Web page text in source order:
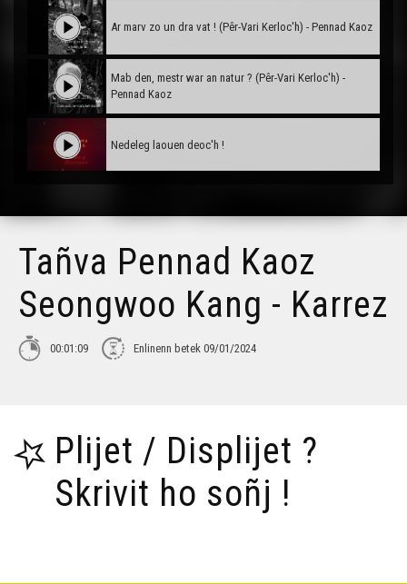
Ar marv zo un dra vat ! (Pêr-Vari Kerloc'h) - Pennad Kaoz
Mab den, mestr war an natur ? (Pêr-Vari Kerloc'h) -
Pennad Kaoz
Nedeleg laouen deoc'h !
Tañva Anv ar Rozenn - stumm karrez - VBSTB
Tañva Anv ar Rozenn - stumm 16:9 - VBSTF
Tañva Anv ar Rozenn - stumm 9:16 - VBSTF
Tañva Anv ar Rozenn - stumm 9:16 - VBSTB
Tañva Pennad Kaoz
Seongwoo Kang - Karrez
00:01:09 Enlinenn betek 09/01/2024
Plijet / Displijet ?
Skrivit ho soñj !